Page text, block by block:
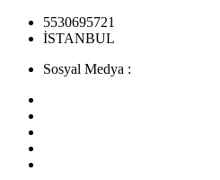
5530695721
İSTANBUL
Sosyal Medya :